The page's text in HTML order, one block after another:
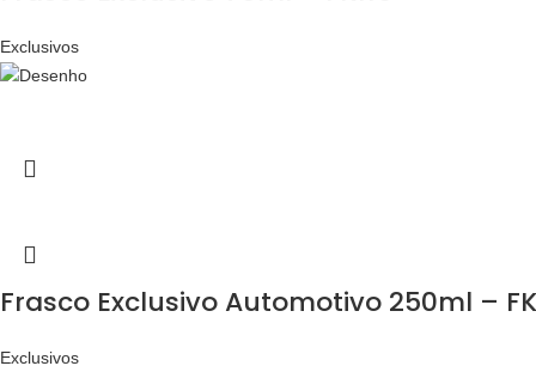
Exclusivos
Frasco Exclusivo Automotivo 250ml –
Exclusivos